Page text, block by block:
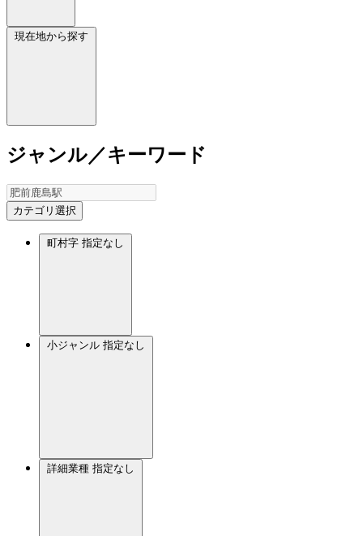
現在地から探す
ジャンル／キーワード
カテゴリ選択
町村字 指定なし
小ジャンル 指定なし
詳細業種 指定なし